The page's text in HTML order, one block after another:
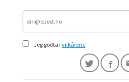
Jeg godtar vilkårene